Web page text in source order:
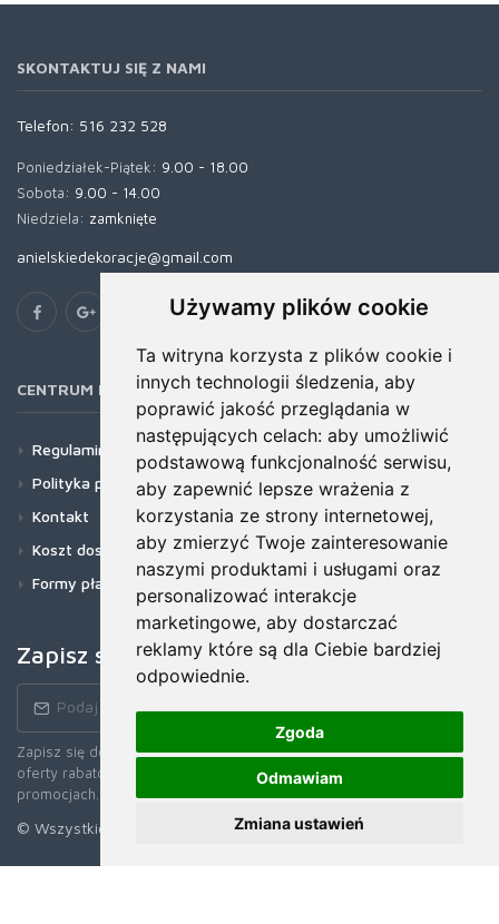
Używamy plików cookie
Ta witryna korzysta z plików cookie i
innych technologii śledzenia, aby
poprawić jakość przeglądania w
następujących celach: aby umożliwić
podstawową funkcjonalność serwisu,
aby zapewnić lepsze wrażenia z
korzystania ze strony internetowej,
aby zmierzyć Twoje zainteresowanie
naszymi produktami i usługami oraz
personalizować interakcje
marketingowe, aby dostarczać
reklamy które są dla Ciebie bardziej
odpowiednie.
Zgoda
Odmawiam
Zmiana ustawień
SKONTAKTUJ SIĘ Z NAMI
Telefon: 516 232 528
Poniedziałek-Piątek: 9.00 - 18.00
Sobota: 9.00 - 14.00
Niedziela: zamknięte
anielskiedekoracje@gmail.com
CENTRUM POMOCY
Regulamin
Polityka prywatności
Kontakt
Koszt dostawy
Formy płatności
Zapisz się do newslettera!
Zapisz się do naszego Newslettera, aby otrzymywać wczesne
oferty rabatowe, najnowsze wiadomości, informacje o sprzedaży i
promocjach.
© Wszystkie prawa zastrzerzone. 2026